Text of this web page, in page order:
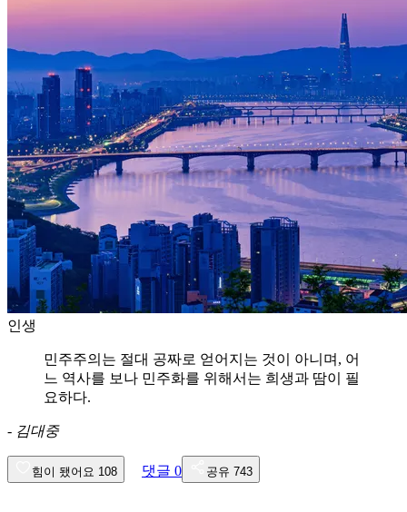
인생
민주주의는 절대 공짜로 얻어지는 것이 아니며, 어
느 역사를 보나 민주화를 위해서는 희생과 땀이 필
요하다.
- 김대중
힘이 됐어요 108 댓글 0 공유 743